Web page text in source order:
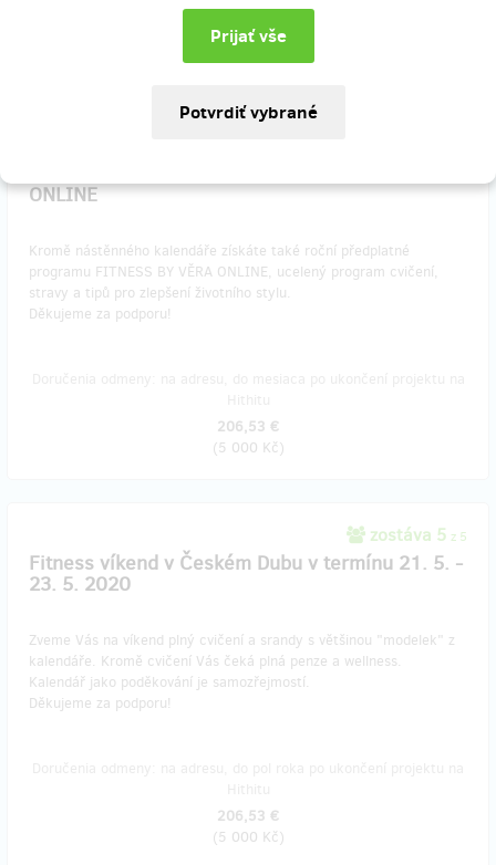
Hithitu
41,31 €
ONLINE
Kromě nástěnného kalendáře získáte také roční předplatné
programu FITNESS BY VĚRA ONLINE, ucelený program cvičení,
stravy a tipů pro zlepšení životního stylu.
Děkujeme za podporu!
206,53 €
(5 000 Kč)
zostáva 5 z 5
Fitness víkend v Českém Dubu v termínu 21. 5. -
23. 5. 2020
Zveme Vás na víkend plný cvičení a srandy s většinou "modelek" z
kalendáře. Kromě cvičení Vás čeká plná penze a wellness.
Kalendář jako poděkování je samozřejmostí.
Děkujeme za podporu!
206,53 €
(5 000 Kč)